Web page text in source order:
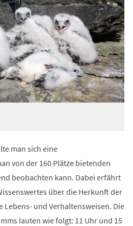
man sich eine
von der 160 Plätze bietenden
beobachten kann. Dabei erfährt
über die Herkunft der
Lebens- und Verhaltensweisen. Die
lauten wie folgt: 11 Uhr und 15